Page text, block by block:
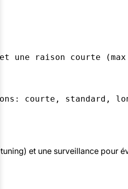
raison courte
courte,
et une surveillance